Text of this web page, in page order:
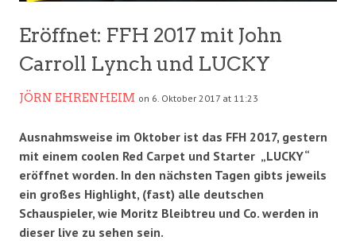
Eröffnet: FFH 2017 mit John
Carroll Lynch und LUCKY
JÖRN EHRENHEIM on 6. Oktober 2017 at 11:23
Ausnahmsweise im Oktober ist das FFH 2017, gestern
mit einem coolen Red Carpet und Starter „LUCKY“
eröffnet worden. In den nächsten Tagen gibts jeweils
ein großes Highlight, (fast) alle deutschen
Schauspieler, wie Moritz Bleibtreu und Co. werden in
dieser live zu sehen sein.